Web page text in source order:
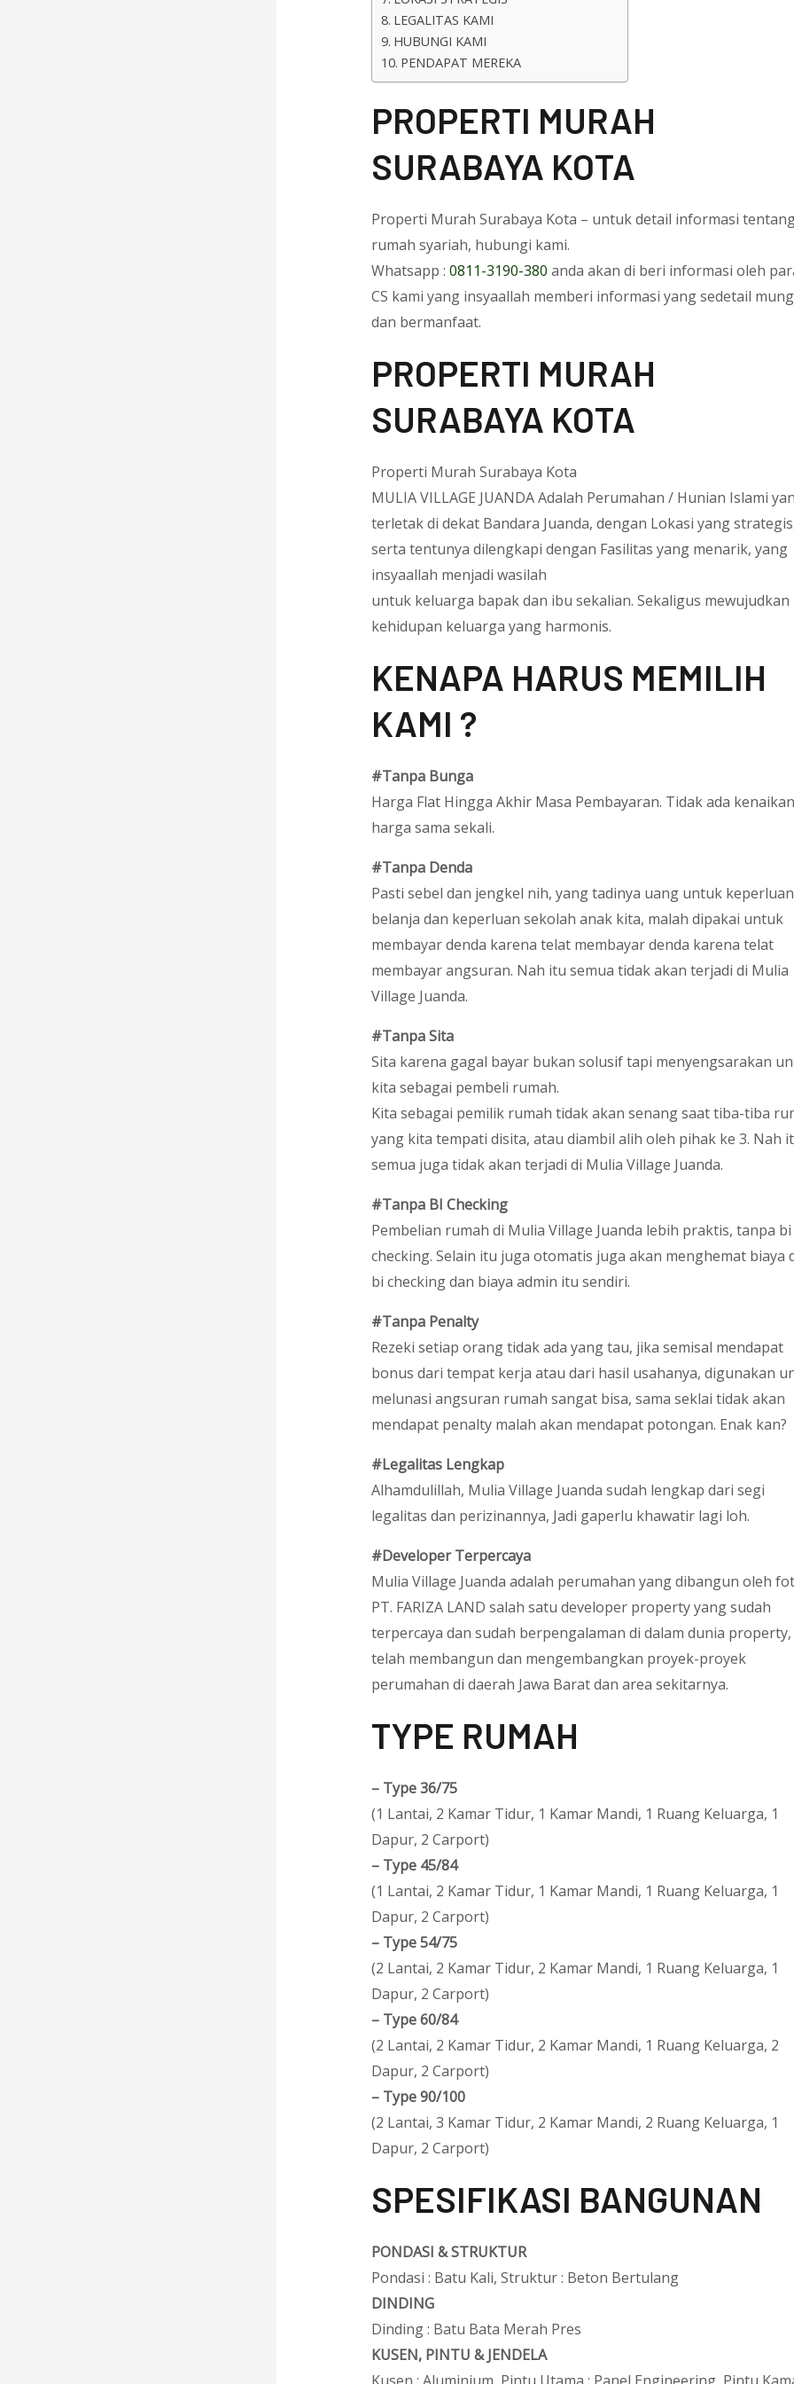
LEGALITAS KAMI
HUBUNGI KAMI
PENDAPAT MEREKA
PROPERTI MURAH
SURABAYA KOTA
Properti Murah Surabaya Kota – untuk detail informasi
rumah syariah, hubungi kami.
Whatsapp : 0811-3190-380 anda akan di beri informasi oleh
CS kami yang insyaallah memberi informasi yang sedetail
dan bermanfaat.
PROPERTI MURAH
SURABAYA KOTA
Properti Murah Surabaya Kota
MULIA VILLAGE JUANDA Adalah Perumahan / Hunian Islami
terletak di dekat Bandara Juanda, dengan Lokasi yang
serta tentunya dilengkapi dengan Fasilitas yang menarik, yang
insyaallah menjadi wasilah
untuk keluarga bapak dan ibu sekalian. Sekaligus mewujudkan
kehidupan keluarga yang harmonis.
KENAPA HARUS MEMILIH
KAMI ?
#Tanpa Bunga
Harga Flat Hingga Akhir Masa Pembayaran. Tidak ada kenaikan
harga sama sekali.
#Tanpa Denda
Pasti sebel dan jengkel nih, yang tadinya uang untuk keperluan
belanja dan keperluan sekolah anak kita, malah dipakai untuk
membayar denda karena telat membayar denda karena telat
membayar angsuran. Nah itu semua tidak akan terjadi di Mulia
Village Juanda.
#Tanpa Sita
Sita karena gagal bayar bukan solusif tapi menyengsarakan
kita sebagai pembeli rumah.
Kita sebagai pemilik rumah tidak akan senang saat tiba-tiba
yang kita tempati disita, atau diambil alih oleh pihak ke 3. Nah
semua juga tidak akan terjadi di Mulia Village Juanda.
#Tanpa BI Checking
Pembelian rumah di Mulia Village Juanda lebih praktis, tanpa bi
checking. Selain itu juga otomatis juga akan menghemat biaya
bi checking dan biaya admin itu sendiri.
#Tanpa Penalty
Rezeki setiap orang tidak ada yang tau, jika semisal mendapat
bonus dari tempat kerja atau dari hasil usahanya, digunakan
melunasi angsuran rumah sangat bisa, sama seklai tidak akan
mendapat penalty malah akan mendapat potongan. Enak kan?
#Legalitas Lengkap
Alhamdulillah, Mulia Village Juanda sudah lengkap dari segi
legalitas dan perizinannya, Jadi gaperlu khawatir lagi loh.
#Developer Terpercaya
Mulia Village Juanda adalah perumahan yang dibangun oleh
PT. FARIZA LAND salah satu developer property yang sudah
terpercaya dan sudah berpengalaman di dalam dunia property,
telah membangun dan mengembangkan proyek-proyek
perumahan di daerah Jawa Barat dan area sekitarnya.
TYPE RUMAH
– Type 36/75
(1 Lantai, 2 Kamar Tidur, 1 Kamar Mandi, 1 Ruang Keluarga, 1
Dapur, 2 Carport)
– Type 45/84
(1 Lantai, 2 Kamar Tidur, 1 Kamar Mandi, 1 Ruang Keluarga, 1
Dapur, 2 Carport)
– Type 54/75
(2 Lantai, 2 Kamar Tidur, 2 Kamar Mandi, 1 Ruang Keluarga, 1
Dapur, 2 Carport)
– Type 60/84
(2 Lantai, 2 Kamar Tidur, 2 Kamar Mandi, 1 Ruang Keluarga, 2
Dapur, 2 Carport)
– Type 90/100
(2 Lantai, 3 Kamar Tidur, 2 Kamar Mandi, 2 Ruang Keluarga, 1
Dapur, 2 Carport)
SPESIFIKASI BANGUNAN
PONDASI & STRUKTUR
Pondasi : Batu Kali, Struktur : Beton Bertulang
DINDING
Dinding : Batu Bata Merah Pres
KUSEN, PINTU & JENDELA